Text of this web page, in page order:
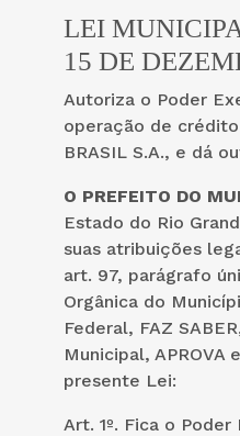
LEI
15 DE
Autoriza o Poder
operação de crédito
BRASIL S.A., e dá
O PREFEITO DO
Estado do Rio
suas atribuições
art. 97, parágrafo
Orgânica do
Federal, FAZ
Municipal, APROVA
presente Lei:
Art. 1º. Fica o